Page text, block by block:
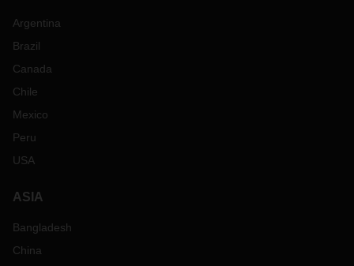
Argentina
Brazil
Canada
Chile
Mexico
Peru
USA
ASIA
Bangladesh
China